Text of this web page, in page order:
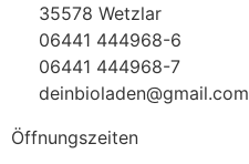
35578 Wetzlar
06441 444968-6
06441 444968-7
deinbioladen@gmail.com
Öffnungszeiten